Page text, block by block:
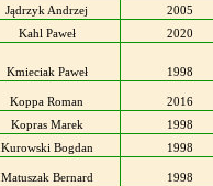
Jądrzyk Andrzej
2005
Kahl Paweł
2020
Kmieciak Paweł 1998
Koppa Roman
2016
Kopras Marek
1998
Kurowski Bogdan
1998
Matuszak Bernard
1998